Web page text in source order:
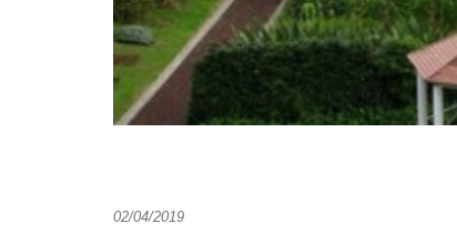
02/04/2019